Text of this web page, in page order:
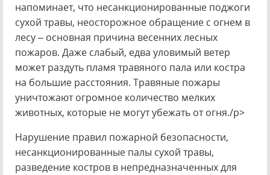
напоминает, что несанкционированные поджоги
сухой травы, неосторожное обращение с огнем в
лесу – основная причина весенних лесных
пожаров. Даже слабый, едва уловимый ветер
может раздуть пламя травяного пала или костра
на большие расстояния. Травяные пожары
уничтожают огромное количество мелких
животных, которые не могут убежать от огня./p>
Нарушение правил пожарной безопасности,
несанкционированные палы сухой травы,
разведение костров в непредназначенных для